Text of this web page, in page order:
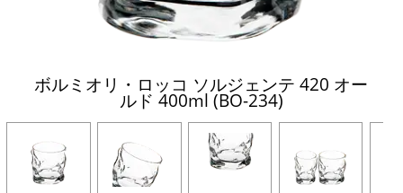
ボルミオリ・ロッコ ソルジェンテ 420 オー
ルド 400ml (BO-234)